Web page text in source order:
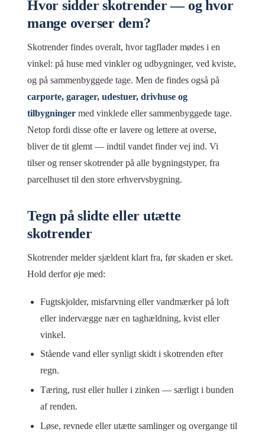
Hvor sidder skotrender — og hvor
mange overser dem?
Skotrender findes overalt, hvor tagflader mødes i en
vinkel: på huse med vinkler og udbygninger, ved kviste,
og på sammenbyggede tage. Men de findes også på
carporte, garager, udestuer, drivhuse og
tilbygninger med vinklede eller sammenbyggede tage.
Netop fordi disse ofte er lavere og lettere at overse,
bliver de tit glemt — indtil vandet finder vej ind. Vi
tilser og renser skotrender på alle bygningstyper, fra
parcelhuset til den store erhvervsbygning.
Tegn på slidte eller utætte
skotrender
Skotrender melder sjældent klart fra, før skaden er sket.
Hold derfor øje med:
Fugtskjolder, misfarvning eller vandmærker på loft
eller indervægge nær en taghældning, kvist eller
vinkel.
Stående vand eller synligt skidt i skotrenden efter
regn.
Tæring, rust eller huller i zinken — særligt i bunden
af renden.
Løse, revnede eller utætte samlinger og overgange til